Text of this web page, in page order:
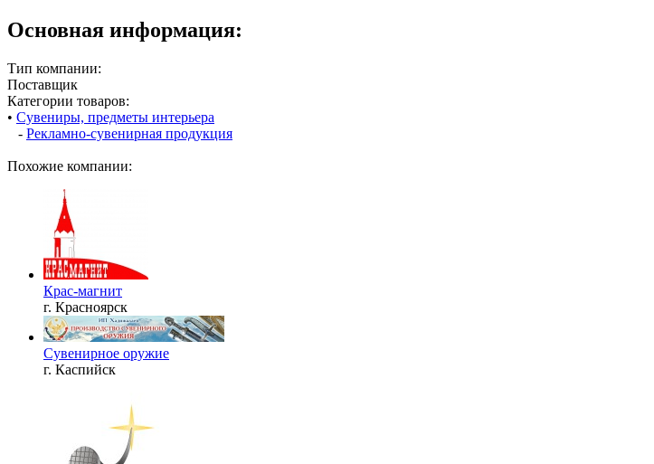
Основная информация:
Тип компании:
Поставщик
Категории товаров:
• Сувениры, предметы интерьера
- Рекламно-сувенирная продукция
Похожие компании:
Крас-магнит
г. Красноярск
Сувенирное оружие
г. Каспийск